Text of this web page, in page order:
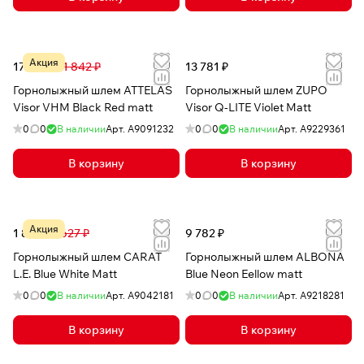
Акция
17 357 ₽31 842 ₽
Горнолыжный шлем ATTELAS
Visor VHM Black Red matt
0 0 В наличииАрт. A9091232
В корзину
13 781 ₽
Горнолыжный шлем ZUPO
Visor Q-LITE Violet Matt
0 0 В наличииАрт. A9229361
В корзину
Акция
1 877 ₽6 627 ₽
Горнолыжный шлем CARAT
L.E. Blue White Matt
0 0 В наличииАрт. A9042181
В корзину
9 782 ₽
Горнолыжный шлем ALBONA
Blue Neon Eellow matt
0 0 В наличииАрт. А9218281
В корзину